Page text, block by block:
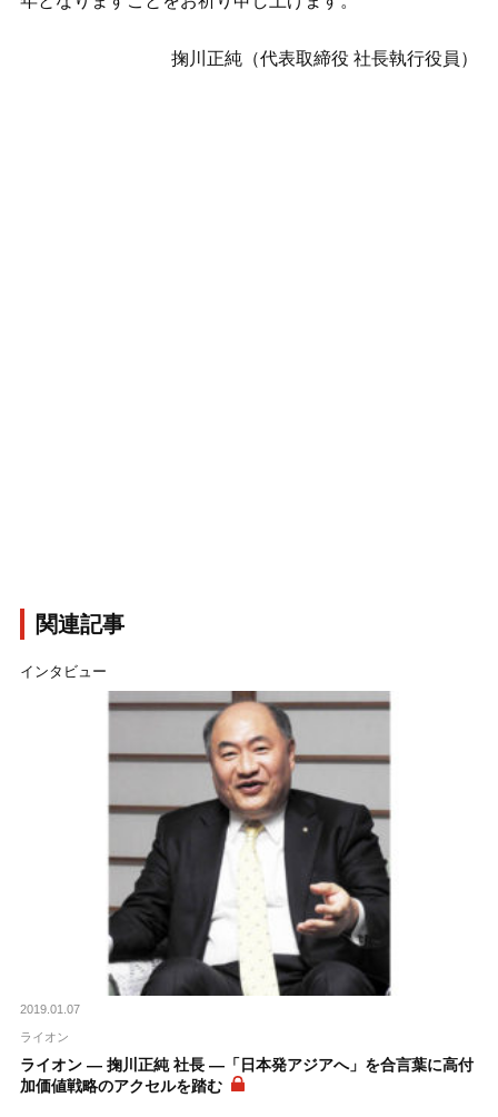
掬川正純（代表取締役 社長執行役員）
関連記事
インタビュー
2019.01.07
ライオン
ライオン ― 掬川正純 社長 ―「日本発アジアへ」を合言葉に高付
加価値戦略のアクセルを踏む